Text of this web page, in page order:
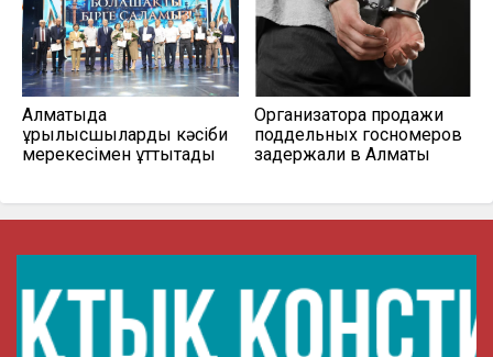
Алматыда
құрылысшыларды кәсіби
мерекесімен құттықтады
Организатора продажи
поддельных госномеров
задержали в Алматы